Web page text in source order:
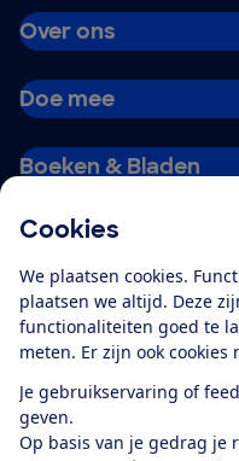
Cookies
We plaatsen cookies.
plaatsen we altijd. Deze
functionaliteiten goed te
meten. Er zijn ook cookies
Je gebruikservaring of
geven.
Op basis van je gedrag je
Over ons
Doe mee
Boeken & Bladen
Alles
app